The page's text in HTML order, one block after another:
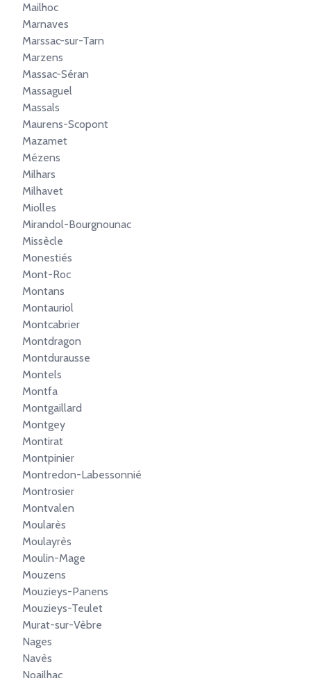
Mailhoc
Marnaves
Marssac-sur-Tarn
Marzens
Massac-Séran
Massaguel
Massals
Maurens-Scopont
Mazamet
Mézens
Milhars
Milhavet
Miolles
Mirandol-Bourgnounac
Missècle
Monestiés
Mont-Roc
Montans
Montauriol
Montcabrier
Montdragon
Montdurausse
Montels
Montfa
Montgaillard
Montgey
Montirat
Montpinier
Montredon-Labessonnié
Montrosier
Montvalen
Moularès
Moulayrès
Moulin-Mage
Mouzens
Mouzieys-Panens
Mouzieys-Teulet
Murat-sur-Vèbre
Nages
Navès
Noailhac